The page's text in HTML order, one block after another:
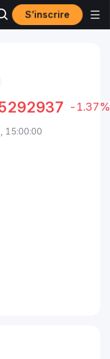
S’inscrire
to Tenge kazakh
-1.37%
15:00:00